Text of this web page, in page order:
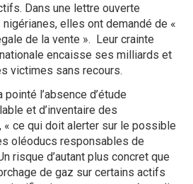
Dans une lettre ouverte
elles ont demandé de «
de la vente ». Leur crainte
encaisse ses milliards et
victimes sans recours.
l’absence d’étude
et d’inventaire des
ce qui doit alerter sur le possible
oléoducs responsables de
risque d’autant plus concret que
de gaz sur certains actifs